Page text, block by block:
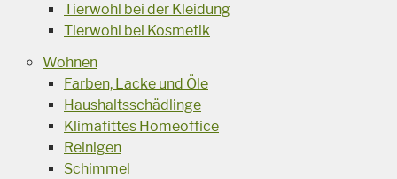
Tierwohl bei der Kleidung
Tierwohl bei Kosmetik
Wohnen
Farben, Lacke und Öle
Haushaltsschädlinge
Klimafittes Homeoffice
Reinigen
Schimmel